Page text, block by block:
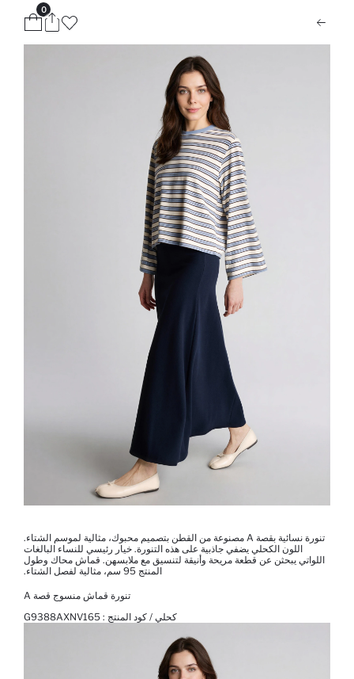
0
تنورة نسائية بقصة A مصنوعة من القطن بتصميم محبوك، مثالية لموسم الشتاء.
اللون الكحلي يضفي جاذبية على هذه التنورة. خيار رئيسي للنساء البالغات
اللواتي يبحثن عن قطعة مريحة وأنيقة لتنسيق مع ملابسهن. قماش محاك وطول
المنتج 95 سم، مثالية لفصل الشتاء.
تنورة قماش منسوج قصة A
كحلي / كود المنتج : G9388AXNV165